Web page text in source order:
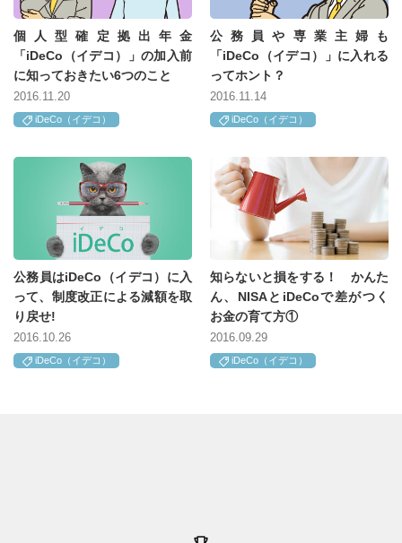
個人型確定拠出年金
「iDeCo（イデコ）」の加入前
に知っておきたい6つのこと
2016.11.20
iDeCo（イデコ）
公務員や専業主婦も
「iDeCo（イデコ）」に入れる
ってホント？
2016.11.14
iDeCo（イデコ）
公務員はiDeCo（イデコ）に入
って、制度改正による減額を取
り戻せ!
2016.10.26
iDeCo（イデコ）
知らないと損をする！ かんた
ん、NISAとiDeCoで差がつく
お金の育て方①
2016.09.29
iDeCo（イデコ）